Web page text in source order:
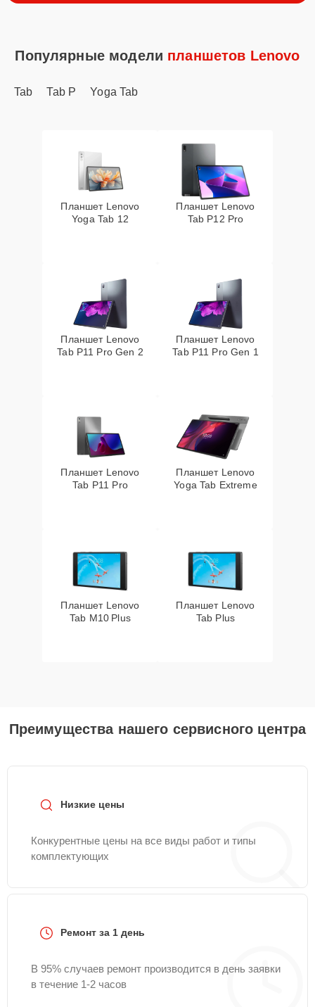
Популярные модели планшетов Lenovo
Tab Tab P Yoga Tab
Планшет Lenovo
Yoga Tab 12
Планшет Lenovo
Tab P12 Pro
Планшет Lenovo
Tab P11 Pro Gen 2
Планшет Lenovo
Tab P11 Pro Gen 1
Планшет Lenovo
Tab P11 Pro
Планшет Lenovo
Yoga Tab Extreme
Планшет Lenovo
Tab M10 Plus
Планшет Lenovo
Tab Plus
Преимущества нашего сервисного центра
Низкие цены
Конкурентные цены на все виды работ и типы
комплектующих
Ремонт за 1 день
В 95% случаев ремонт производится в день заявки
в течение 1-2 часов